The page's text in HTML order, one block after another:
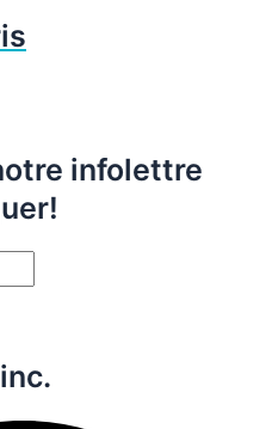
infolettre